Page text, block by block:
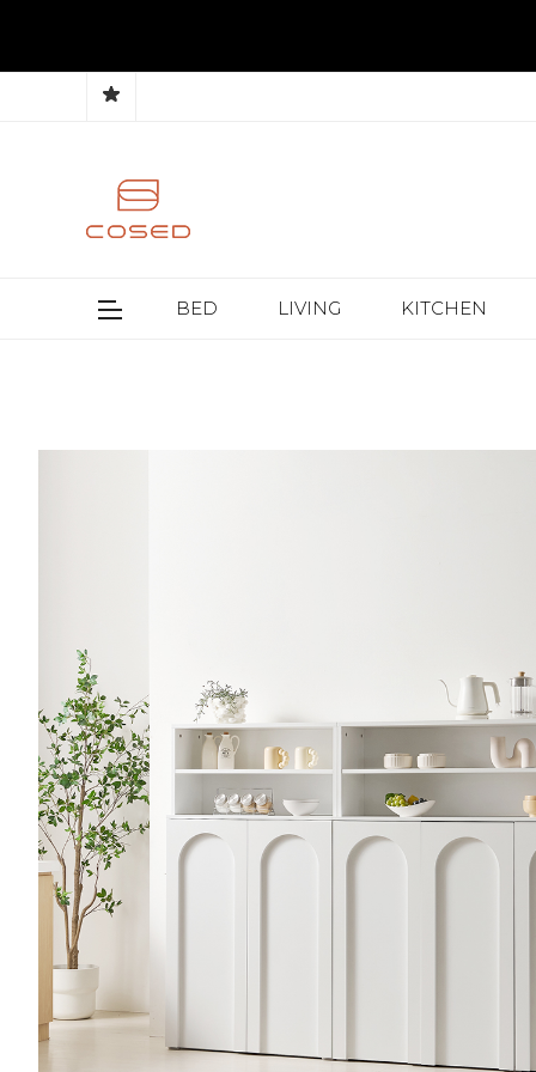
BED LIVING KITCHEN